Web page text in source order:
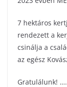
7 hektáros
rendezett a
csinálja a
az egész
Gratulálunk!